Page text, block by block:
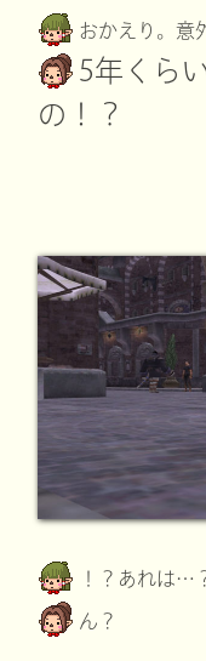
おかえり。意
5年くら
の！？
！？あれは…
ん？